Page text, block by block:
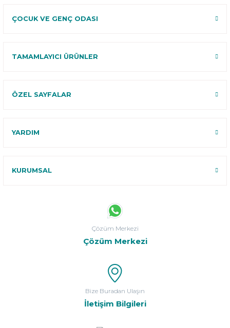
ÇOCUK VE GENÇ ODASI
TAMAMLAYICI ÜRÜNLER
ÖZEL SAYFALAR
YARDIM
KURUMSAL
Çözüm Merkezi
Çözüm Merkezi
Bize Buradan Ulaşın
İletişim Bilgileri